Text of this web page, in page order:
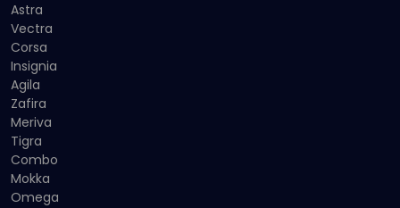
Astra
Vectra
Corsa
Insignia
Agila
Zafira
Meriva
Tigra
Combo
Mokka
Omega